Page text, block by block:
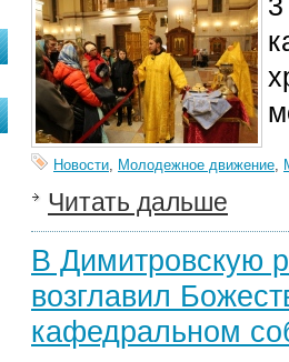
Новости, Молодежное движение,
Читать дальше
В Димитровскую
возглавил
кафедральном